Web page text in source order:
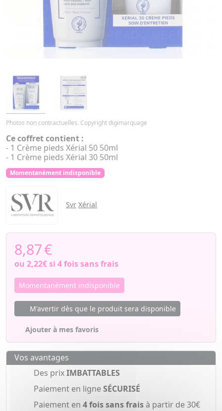
Photos non contractuelles. Copyright digimarquage
Ce coffret contient :
- 1 Crème pieds Xérial 50 50ml
- 1 Crème pieds Xérial 30 50ml
Momentanément indisponible
Svr Xérial
8,87€
ou 2,22€si 4 fois sans frais
Momentanément indisponible
M'avertir dès que le produit sera disponible
Ajouter à mes favoris
Vos avantages
Des prixIMBATTABLES
Paiement en ligneSÉCURISÉ
Paiement en 4 fois sans fraisà partir de 30€